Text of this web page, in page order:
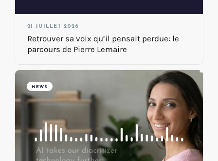
21 JUILLET 2026
Retrouver sa voix qu’il pensait perdue: le
parcours de Pierre Lemaire
NEWS